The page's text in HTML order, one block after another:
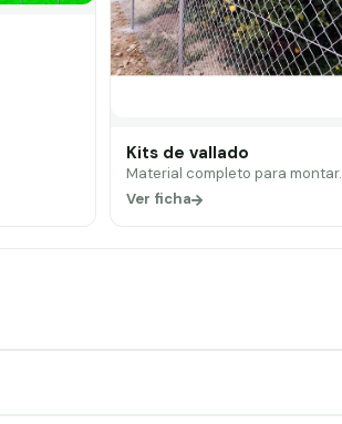
Kits de vallado
Material completo para montar.
Ver ficha